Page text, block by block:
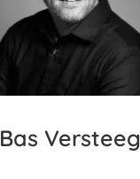
Bas Versteeg